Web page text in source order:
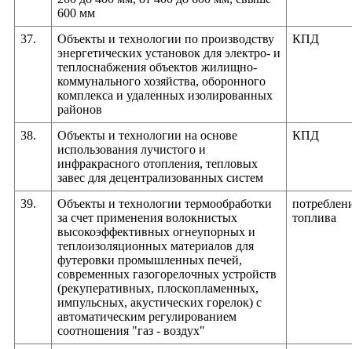
600 мм
37.
Объекты и технологии по производству
энергетических установок для электро- и
теплоснабжения объектов жилищно-
коммунального хозяйства, оборонного
комплекса и удаленных изолированных
районов
КПД
38.
Объекты и технологии на основе
использования лучистого и
инфракрасного отопления, тепловых
завес для децентрализованных систем
КПД
39.
Объекты и технологии термообработки
за счет применения волокнистых
высокоэффективных огнеупорных и
теплоизоляционных материалов для
футеровки промышленных печей,
современных газогорелочных устройств
(рекуперативных, плоскопламенных,
импульсных, акустических горелок) с
автоматическим регулированием
соотношения "газ - воздух"
топлива